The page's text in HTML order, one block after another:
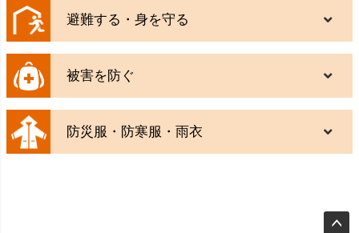
避難する・身を守る
被害を防ぐ
防災服・防寒服・雨衣